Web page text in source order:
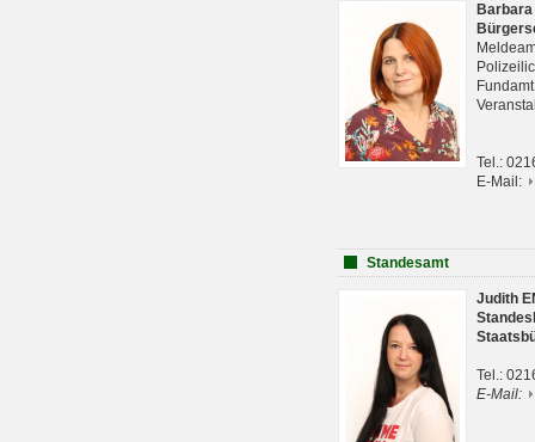
Tel.:
E-Mail:
Standesamt
Judith
Tel.:
E-Mail: